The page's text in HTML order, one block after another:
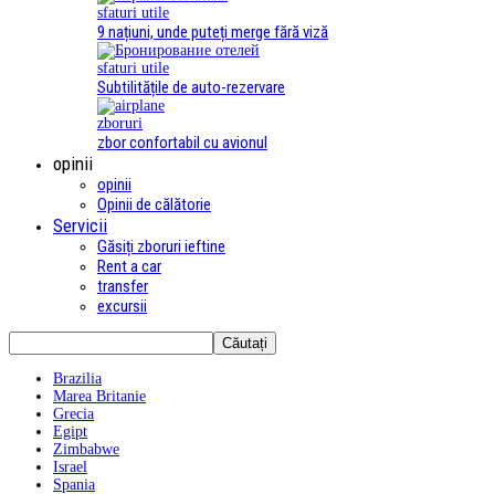
sfaturi utile
9 națiuni, unde puteți merge fără viză
sfaturi utile
Subtilitățile de auto-rezervare
zboruri
zbor confortabil cu avionul
opinii
opinii
Opinii de călătorie
Servicii
Găsiți zboruri ieftine
Rent a car
transfer
excursii
Brazilia
Marea Britanie
Grecia
Egipt
Zimbabwe
Israel
Spania